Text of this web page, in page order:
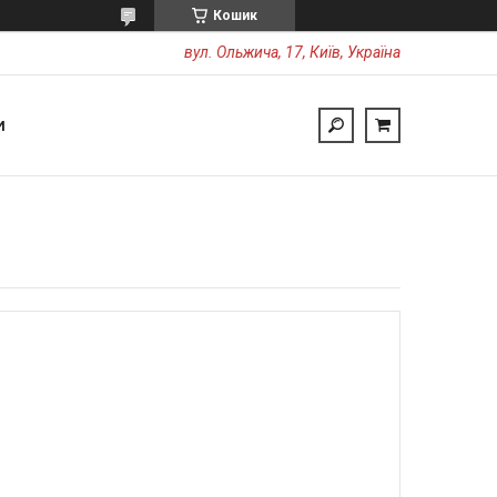
Кошик
вул. Ольжича, 17, Київ, Україна